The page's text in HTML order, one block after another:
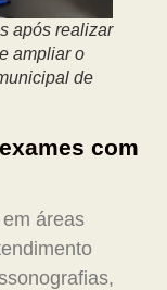
após realizar
ampliar o
de
com
áreas